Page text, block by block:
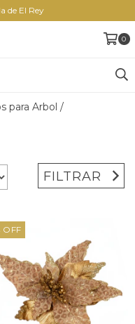
de El Rey
0
para Arbol /
FILTRAR
OFF